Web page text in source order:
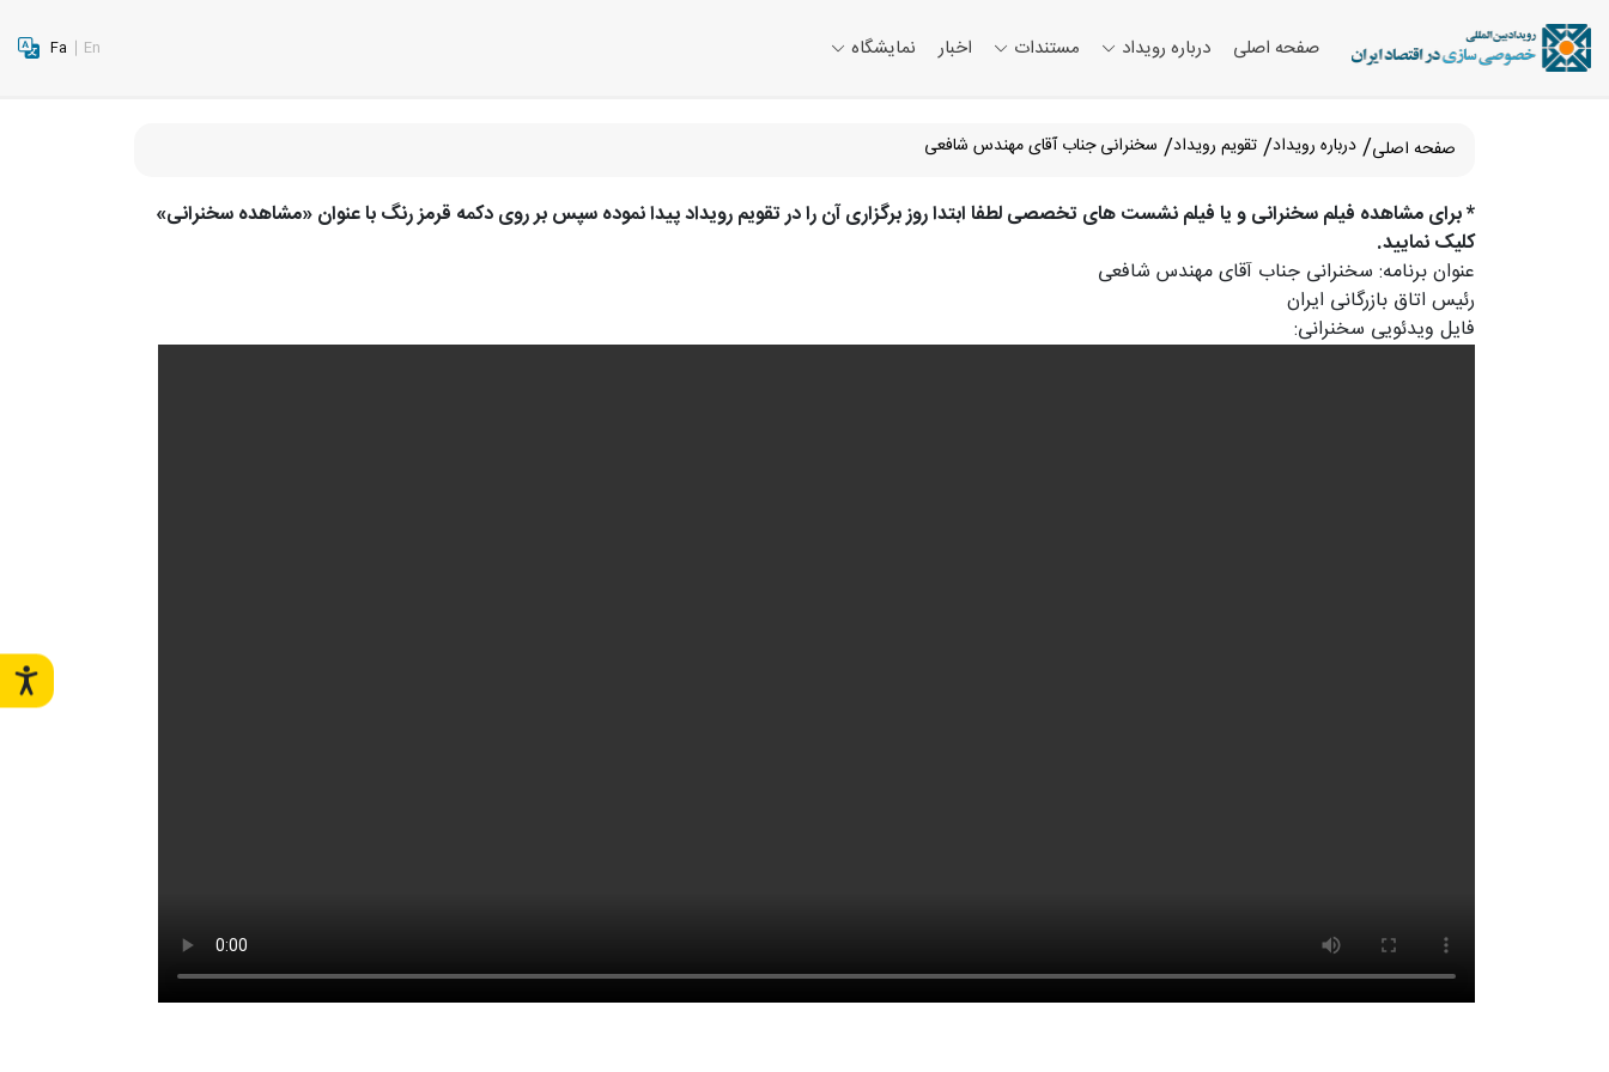
صفحه اصلی درباره رویداد مستندات اخبار نمایشگاه En
Fa
صفحه اصلی درباره رویداد تقویم رویداد سخنرانی جناب آقای مهندس شافعی
* برای مشاهده فیلم سخنرانی و یا فیلم نشست های تخصصی لطفا ابتدا روز برگزاری آن را در تقویم رویداد پیدا نموده سپس بر روی دکمه قرمز رنگ با عنوان «مشاهده سخنرانی»
کلیک نمایید.
عنوان برنامه: سخنرانی جناب آقای مهندس شافعی
رئیس اتاق بازرگانی ایران
فایل ویدئویی سخنرانی: